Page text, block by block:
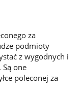
za
podmioty
z wygodnych i
one
poleconej za